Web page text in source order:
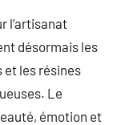
l’artisanat
désormais les
et les résines
Le
émotion et